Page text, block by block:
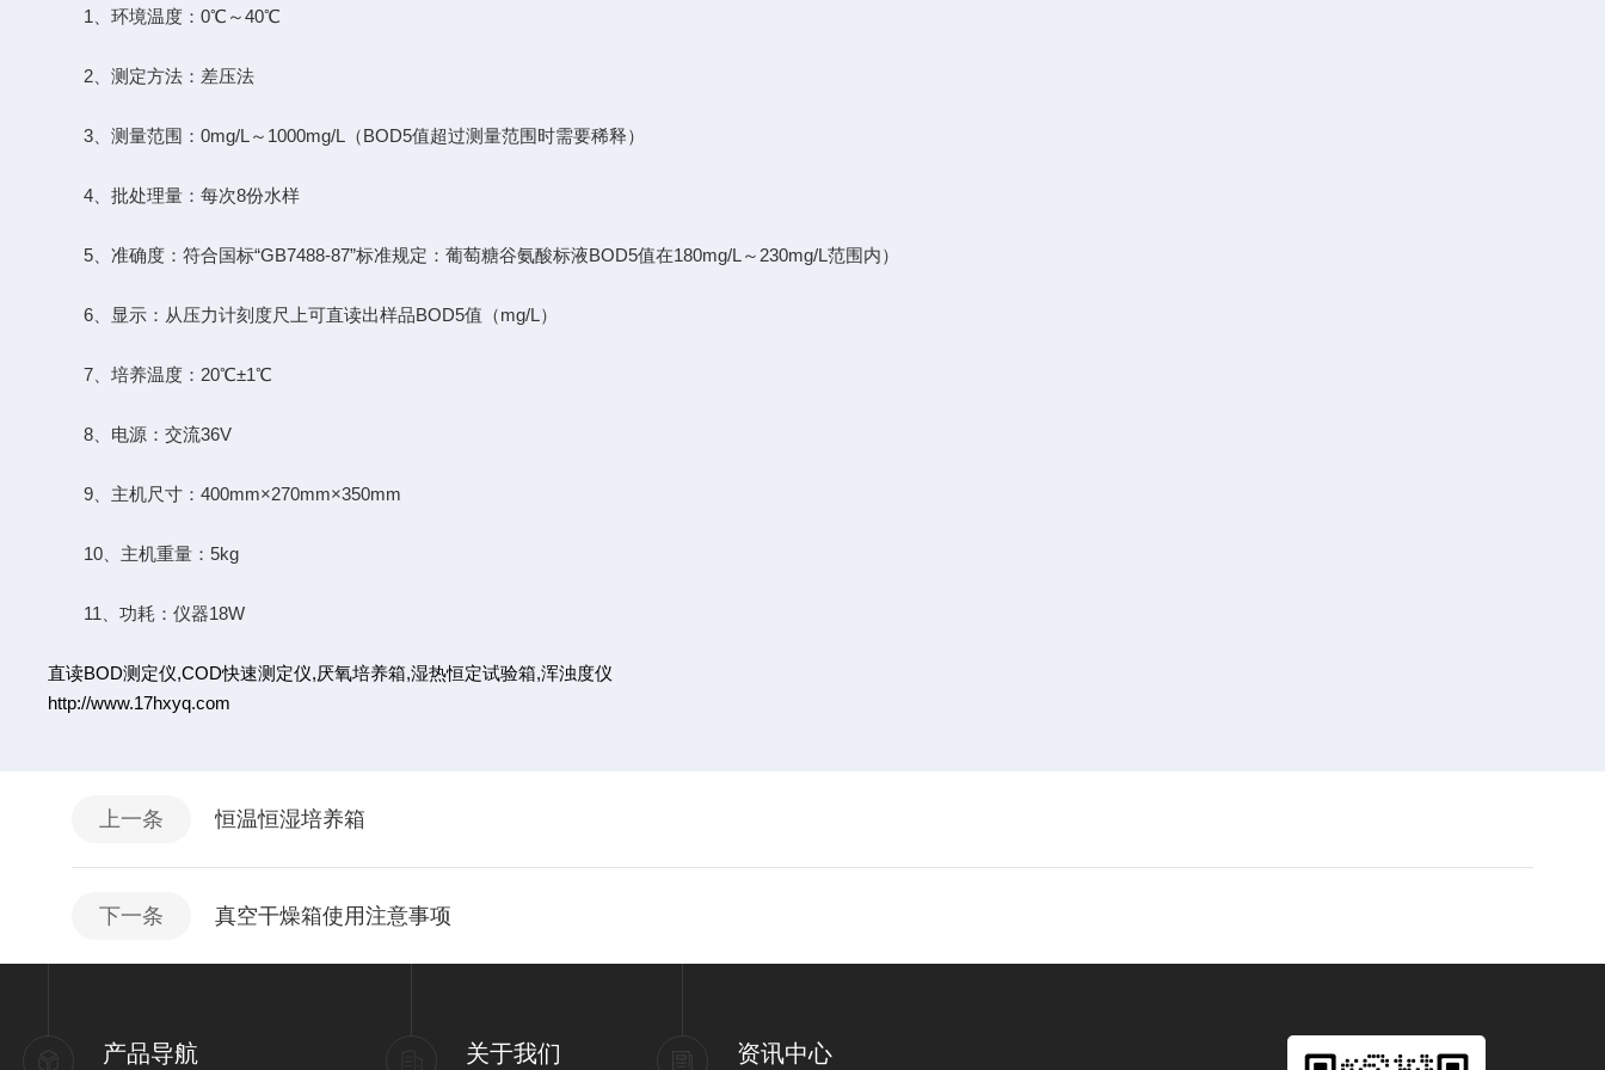
1、环境温度：0℃～40℃
2、测定方法：差压法
3、测量范围：0mg/L～1000mg/L（BOD5值超过测量范围时需要稀释）
4、批处理量：每次8份水样
5、准确度：符合国标“GB7488-87”标准规定：葡萄糖谷氨酸标液BOD5值在180mg/L～230mg/L范围内）
6、显示：从压力计刻度尺上可直读出样品BOD5值（mg/L）
7、培养温度：20℃±1℃
8、电源：交流36V
9、主机尺寸：400mm×270mm×350mm
10、主机重量：5kg
11、功耗：仪器18W
直读BOD测定仪,COD快速测定仪,厌氧培养箱,湿热恒定试验箱,浑浊度仪
http://www.17hxyq.com
上一条 恒温恒湿培养箱
下一条 真空干燥箱使用注意事项
产品导航 关于我们 资讯中心